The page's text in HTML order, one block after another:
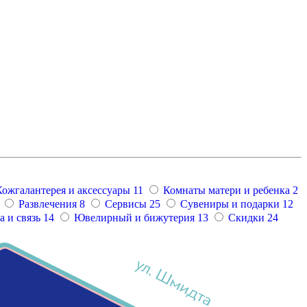
и аксессуары 11 Комнаты матери и ребенка 2
Развлечения 8 Сервисы 25 Сувениры и подарки 12
и связь 14 Ювелирный и бижутерия 13 Скидки 24